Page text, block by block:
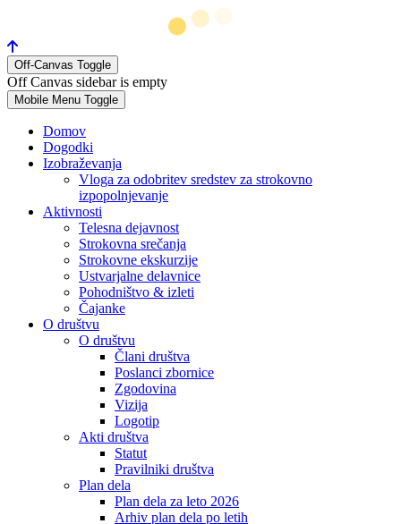
Off-Canvas Toggle
Off Canvas sidebar is empty
Mobile Menu Toggle
Domov
Dogodki
Izobraževanja
Vloga za odobritev sredstev za strokovno
izpopolnjevanje
Aktivnosti
Telesna dejavnost
Strokovna srečanja
Strokovne ekskurzije
Ustvarjalne delavnice
Pohodništvo & izleti
Čajanke
O društvu
O društvu
Člani društva
Poslanci zbornice
Zgodovina
Vizija
Logotip
Akti društva
Statut
Pravilniki društva
Plan dela
Plan dela za leto 2026
Arhiv plan dela po letih